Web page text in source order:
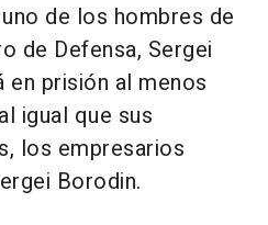
de los hombres de
de Defensa, Sergei
en prisión al menos
igual que sus
los empresarios
Borodin.